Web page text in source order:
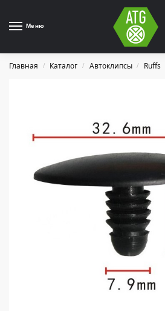
Меню
Главная / Каталог / Автоклипсы / Ruffs